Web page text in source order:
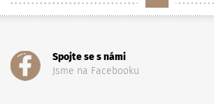
Spojte se s námi
Jsme na Facebooku